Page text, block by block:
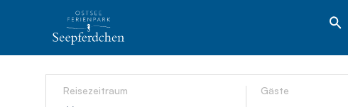
Reisezeitraum Gäste